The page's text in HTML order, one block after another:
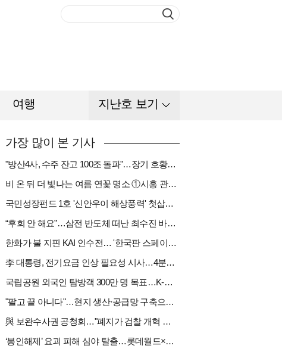
여행 지난호 보기
가장 많이 본 기사
"방산4사, 수주 잔고 100조 돌파"…장기 호황기 들어섰다[다시 나는 K방산①]
비 온 뒤 더 빛나는 여름 연꽃 명소 ①시흥 관곡지
국민성장펀드 1호 '신안우이 해상풍력' 첫삽…바람소득 시동[하반기 에너지②]
“후회 안 해요”…삼전 반도체 떠난 최수진 바텐더의 ‘피어오름’[피플]
한화가 불 지핀 KAI 인수전… '한국판 스페이스X' 탄생 촉각[다시 나는 K방산③]
李 대통령, 전기요금 인상 필요성 시사…4분기엔 오를까
국립공원 외국인 탐방객 300만 명 목표…K-트레킹 키운다
"팔고 끝 아니다"…현지 생산·공급망 구축으로 글로벌 진입장벽 돌파[다시 나는 K방산②]
與 보완수사권 공청회…"폐지가 검찰 개혁 아냐" vs "보완수사권은 전면 재수사권"(종합)
‘봉인해제’ 요괴 피해 심야 탈출…롯데월드×당근